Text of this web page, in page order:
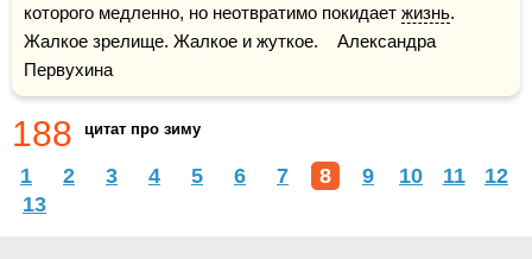
которого медленно, но неотвратимо покидает жизнь.
Жалкое зрелище. Жалкое и жуткое.    Александра
Первухина
188 цитат про зиму
1 2 3 4 5 6 7 8 9 10 11
12
13